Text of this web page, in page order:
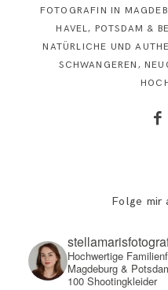
FOTOGRAFIN IN
HAVEL, POTSDAM &
NATÜRLICHE UND
SCHWANGEREN,
Folge mir
Hochwertige
Magdeburg &
100 Shootingkleider